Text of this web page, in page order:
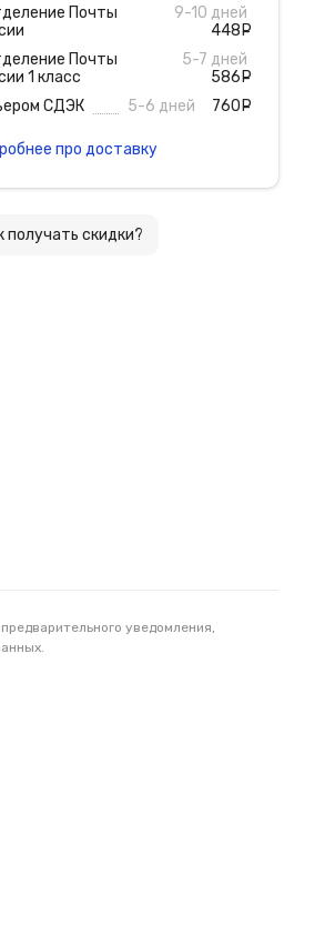
Почты
9-10 дней
448
Почты
1 класс
5-7 дней
586
СДЭК
5-6 дней 760
про доставку
получать скидки?
уведомления,